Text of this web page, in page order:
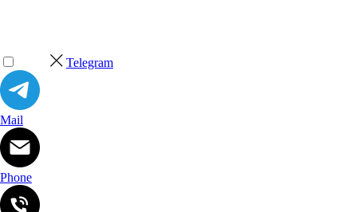
Telegram
Mail
Phone